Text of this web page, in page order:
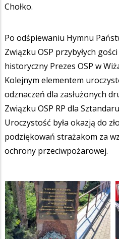
Chołko.
Po odśpiewaniu Hymnu
Związku OSP przybyłych
historyczny Prezes OSP w
Kolejnym elementem
odznaczeń dla zasłużonych
Związku OSP RP dla
Uroczystość była okazją do
podziękowań strażakom za
ochrony przeciwpożarowej.